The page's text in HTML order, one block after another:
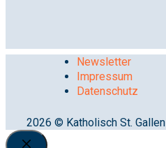
Newsletter
Impressum
Datenschutz
2026 © Katholisch St. Gallen